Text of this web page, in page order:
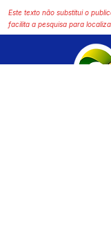
Este texto não substitui o
facilita a pesquisa para